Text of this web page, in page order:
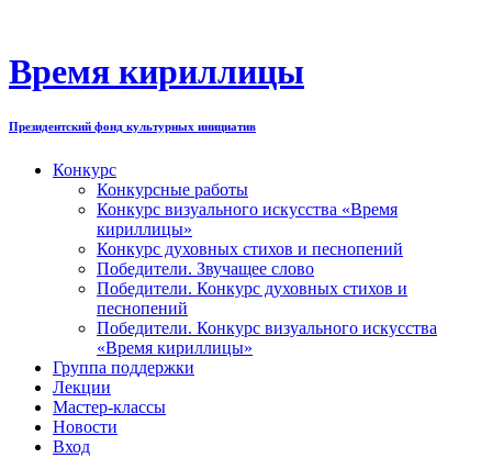
содержимому
Время кириллицы
Президентский фонд культурных инициатив
Конкурс
Конкурсные работы
Конкурс визуального искусства «Время
кириллицы»
Конкурс духовных стихов и песнопений
Победители. Звучащее слово
Победители. Конкурс духовных стихов и
песнопений
Победители. Конкурс визуального искусства
«Время кириллицы»
Группа поддержки
Лекции
Мастер-классы
Новости
Вход